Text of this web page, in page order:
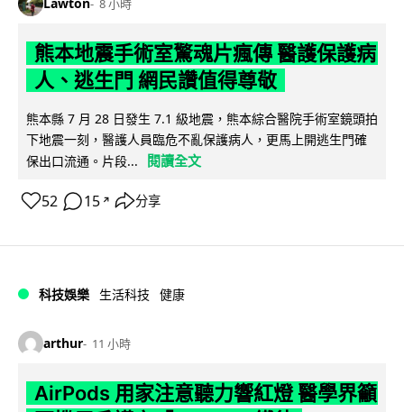
8 小時
熊本地震手術室驚魂片瘋傳 醫護保護病
人、逃生門 網民讚值得尊敬
熊本縣 7 月 28 日發生 7.1 級地震，熊本綜合醫院手術室鏡頭拍
下地震一刻，醫護人員臨危不亂保護病人，更馬上開逃生門確
保出口流通。片段...
閱讀全文
52 15 ↗ 分享
科技娛樂 生活科技 健康
arthur 11 小時
AirPods 用家注意聽力響紅燈 醫學界籲